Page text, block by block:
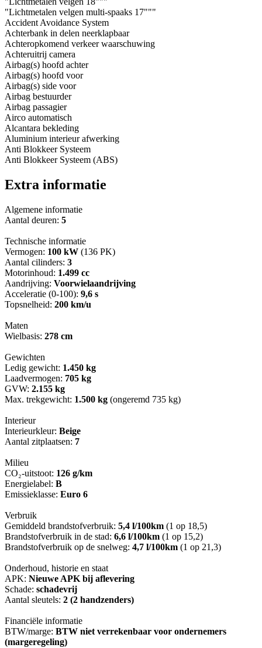
"Lichtmetalen velgen multi-spaaks 17"""
Accident Avoidance System
Achterbank in delen neerklapbaar
Achteropkomend verkeer waarschuwing
Achteruitrij camera
Airbag(s) hoofd achter
Airbag(s) hoofd voor
Airbag(s) side voor
Airbag bestuurder
Airbag passagier
Airco automatisch
Alcantara bekleding
Aluminium interieur afwerking
Anti Blokkeer Systeem
Anti Blokkeer Systeem (ABS)
Extra informatie
Algemene informatie
Aantal deuren: 5
Technische informatie
Vermogen: 100 kW (136 PK)
Aantal cilinders: 3
Motorinhoud: 1.499 cc
Aandrijving: Voorwielaandrijving
Acceleratie (0-100): 9,6 s
Topsnelheid: 200 km/u
Maten
Wielbasis: 278 cm
Gewichten
Ledig gewicht: 1.450 kg
Laadvermogen: 705 kg
GVW: 2.155 kg
Max. trekgewicht: 1.500 kg (ongeremd 735 kg)
Interieur
Interieurkleur: Beige
Aantal zitplaatsen: 7
Milieu
CO₂-uitstoot: 126 g/km
Energielabel: B
Emissieklasse: Euro 6
Verbruik
Gemiddeld brandstofverbruik: 5,4 l/100km (1 op 18,5)
Brandstofverbruik in de stad: 6,6 l/100km (1 op 15,2)
Brandstofverbruik op de snelweg: 4,7 l/100km (1 op 21,3)
Onderhoud, historie en staat
APK: Nieuwe APK bij aflevering
Schade: schadevrij
Aantal sleutels: 2 (2 handzenders)
Financiële informatie
BTW/marge: BTW niet verrekenbaar voor ondernemers
(margeregeling)